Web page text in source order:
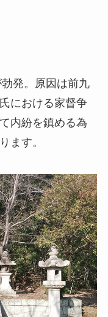
発。原因は前九
における家督争
内紛を鎮める為
ます。